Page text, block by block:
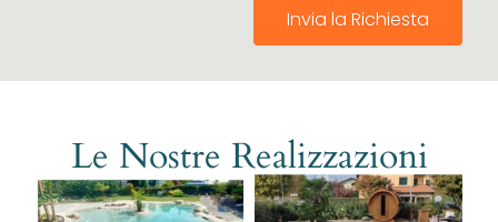
Invia la Richiesta
Le Nostre Realizzazioni